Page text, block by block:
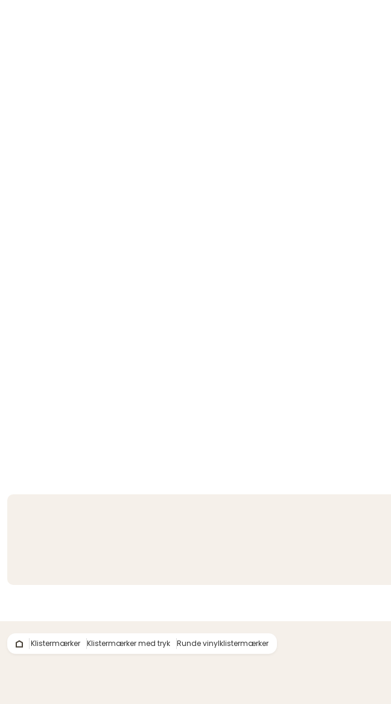
Klistermærker Klistermærker med tryk Runde vinylklistermærker